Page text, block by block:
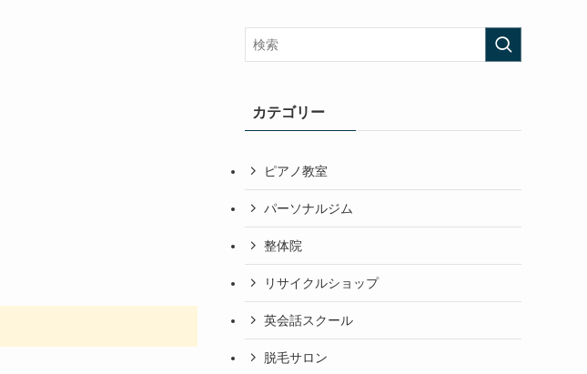
カテゴリー
ピアノ教室
パーソナルジム
整体院
リサイクルショップ
英会話スクール
脱毛サロン